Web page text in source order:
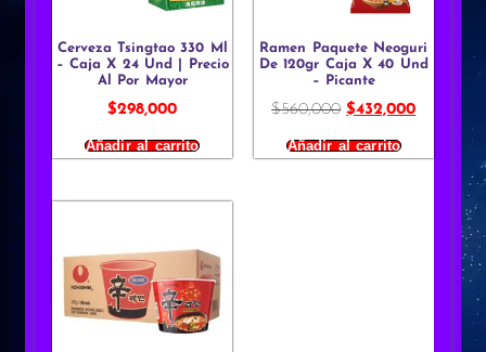
Cerveza Tsingtao 330 Ml
– Caja X 24 Und | Precio
Al Por Mayor
$298,000
Añadir al carrito
Ramen Paquete Neoguri
De 120gr Caja X 40 Und
– Picante
$560,000 $432,000
Añadir al carrito